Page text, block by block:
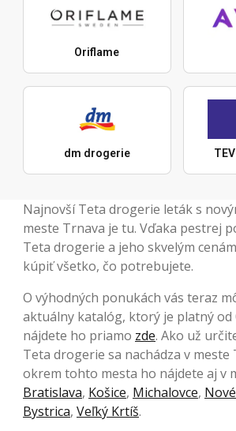
Oriflame
dm drogerie
Najnovší Teta drogerie leták s
meste Trnava je tu. Vďaka pestrej
Teta drogerie a jeho skvelým
kúpiť všetko, čo potrebujete.
O výhodných ponukách vás teraz
aktuálny katalóg, ktorý je platný od
nájdete ho priamo zde. Ako už
Teta drogerie sa nachádza v meste
okrem tohto mesta ho nájdete aj v
Bratislava, Košice, Michalovce,
Bystrica, Veľký Krtíš.